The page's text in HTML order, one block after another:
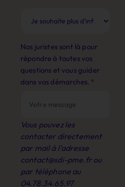
Nos juristes sont là pour
répondre à toutes vos
questions et vous guider
dans vos démarches. *
Vous pouvez les
contacter directement
par mail à l’adresse
contact@sdi-pme.frou
par téléphone au
04.78.34.65.97